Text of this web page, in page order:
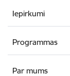
Iepirkumi
Programmas
Par mums